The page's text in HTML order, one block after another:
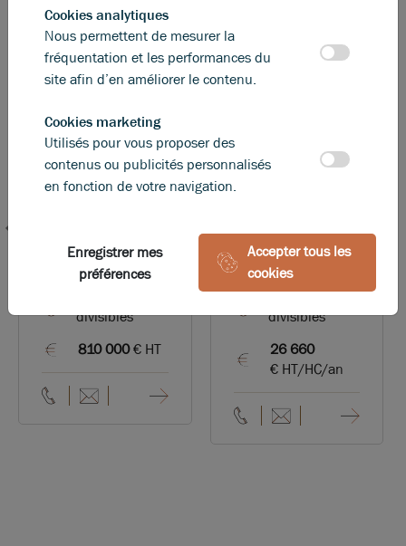
Photos (5)
À VENDRE : Local
d'activité de 500 m²
à TREVOUX
divisibles
810 000€ HT
A LOUER - Local
d'activité - Trévoux
223 m²non
divisibles
26 660
€ HT/HC/an
Cookies analytiques
Nous permettent de mesurer la
fréquentation et les performances du
site afin d’en améliorer le contenu.
Cookies marketing
Utilisés pour vous proposer des
contenus ou publicités personnalisés
en fonction de votre navigation.
Enregistrer mes
préférences
Accepter tous les
cookies